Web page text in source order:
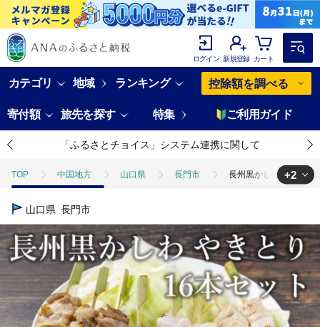
ログイン 新規登録 カート
カテゴリ 地域 ランキング 控除額を調べる
寄付額 旅先を探す 特集 ご利用ガイド
「ふるさとチョイス」システム連携に関して
TOP 中国地方 山口県 長門市 長州黒かしわ やきとり
TOP
TOP 肉 加工肉 ほかの加工肉 長州黒かしわ やきと
+2
山口県 長門市